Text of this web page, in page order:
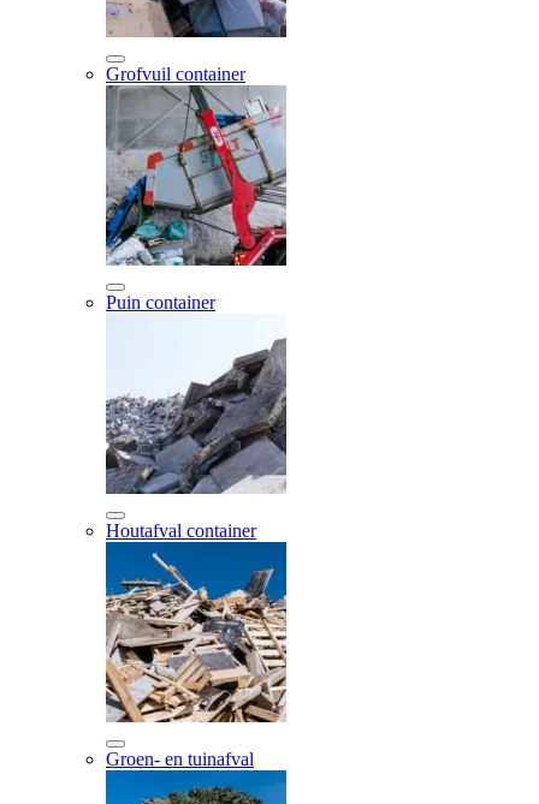
Grofvuil container
Puin container
Houtafval container
Groen- en tuinafval